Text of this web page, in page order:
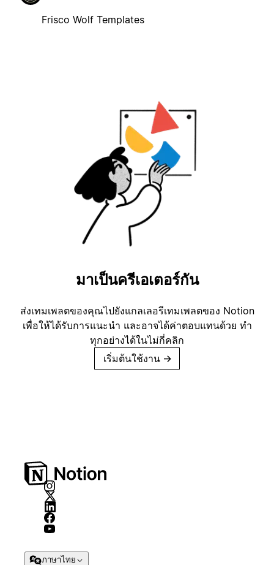
Frisco Wolf Templates
มาเป็นครีเอเตอร์กัน
ส่งเทมเพลตของคุณไปยังแกลเลอรีเทมเพลตของ Notion
เพื่อให้ได้รับการแนะนำ และอาจได้ค่าตอบแทนด้วย ทำ
ทุกอย่างได้ในไม่กี่คลิก
เริ่มต้นใช้งาน →
ภาษาไทย